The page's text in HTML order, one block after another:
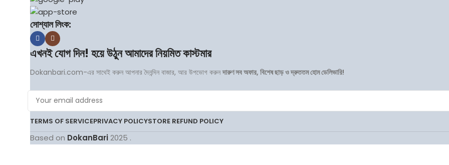
সোশ্যাল লিংক:
এখনই যোগ দিন! হয়ে উঠুন আমাদের নিয়মিত কাস্টমার
Dokanbari.com-এর সাথেই করুন আপনার দৈনন্দিন বাজার, আর উপভোগ করুনদারুণ সব অফার, বিশেষ ছাড় ও দ্রুততম হোম ডেলিভারি!
TERMS OF SERVICEPRIVACY POLICYSTORE REFUND POLICY
Based on DokanBari2025 .